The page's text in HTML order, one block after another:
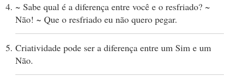
~ Sabe qual é a diferença entre você e o resfriado? ~
Não! ~ Que o resfriado eu não quero pegar.
Criatividade pode ser a diferença entre um Sim e um
Não.